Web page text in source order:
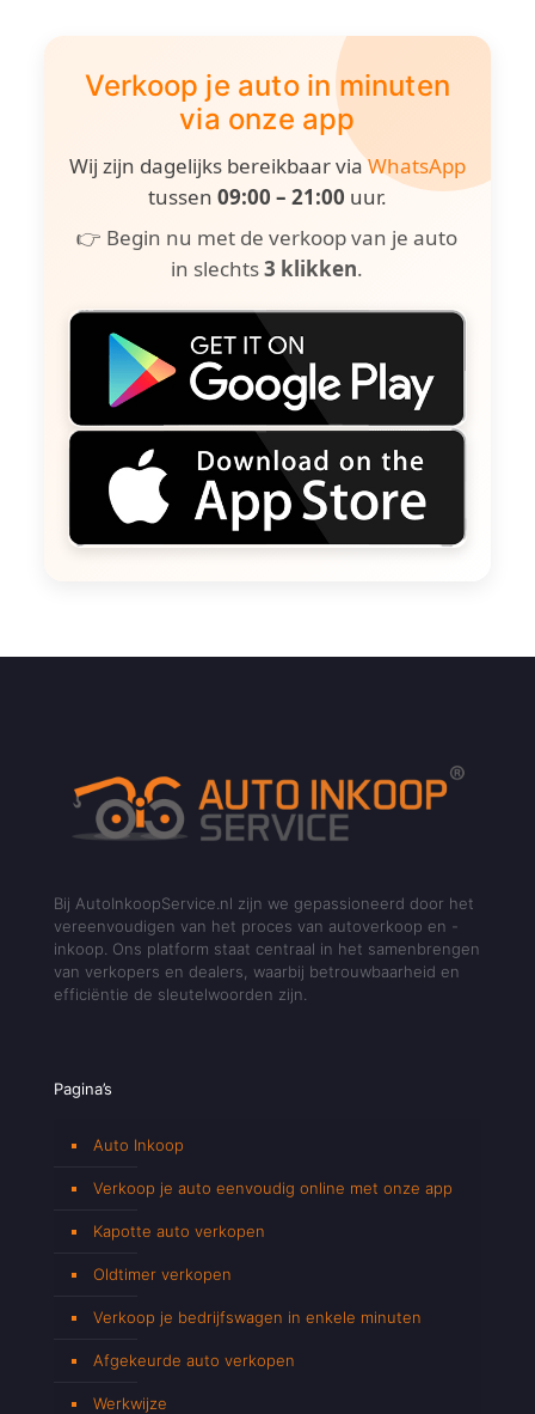
Verkoop je auto in minuten
via onze app
Wij zijn dagelijks bereikbaar viaWhatsApp
tussen 09:00 – 21:00 uur.
👉 Begin nu met de verkoop van je auto
in slechts3 klikken.
Bij AutoInkoopService.nl zijn we gepassioneerd door het
vereenvoudigen van het proces van autoverkoop en -
inkoop. Ons platform staat centraal in het samenbrengen
van verkopers en dealers, waarbij betrouwbaarheid en
efficiëntie de sleutelwoorden zijn.
Pagina’s
Auto Inkoop
Verkoop je auto eenvoudig online met onze app
Kapotte auto verkopen
Oldtimer verkopen
Verkoop je bedrijfswagen in enkele minuten
Afgekeurde auto verkopen
Werkwijze